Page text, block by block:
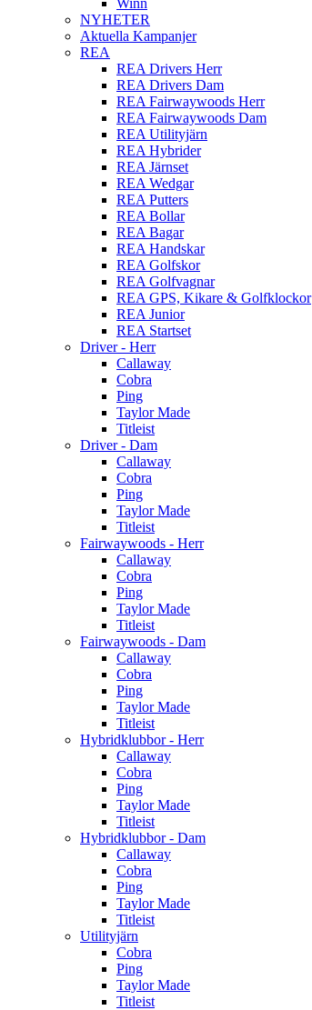
NYHETER
Aktuella Kampanjer
REA
REA Drivers Herr
REA Drivers Dam
REA Fairwaywoods Herr
REA Fairwaywoods Dam
REA Utilityjärn
REA Hybrider
REA Järnset
REA Wedgar
REA Putters
REA Bollar
REA Bagar
REA Handskar
REA Golfskor
REA Golfvagnar
REA GPS, Kikare & Golfklockor
REA Junior
REA Startset
Driver - Herr
Callaway
Cobra
Ping
Taylor Made
Titleist
Driver - Dam
Callaway
Cobra
Ping
Taylor Made
Titleist
Fairwaywoods - Herr
Callaway
Cobra
Ping
Taylor Made
Titleist
Fairwaywoods - Dam
Callaway
Cobra
Ping
Taylor Made
Titleist
Hybridklubbor - Herr
Callaway
Cobra
Ping
Taylor Made
Titleist
Hybridklubbor - Dam
Callaway
Cobra
Ping
Taylor Made
Titleist
Utilityjärn
Cobra
Ping
Taylor Made
Titleist